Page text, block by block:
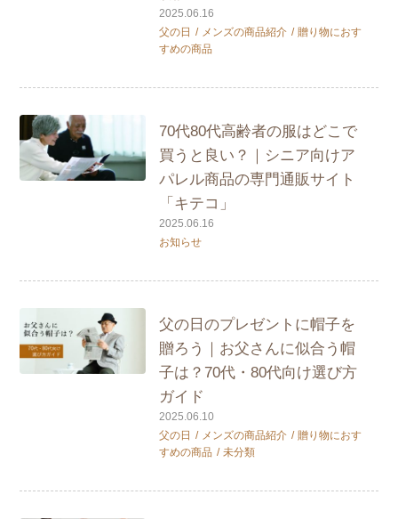
2025.06.16
父の日
メンズの商品紹介
贈り物におす
すめの商品
70代80代高齢者の服はどこで
買うと良い？｜シニア向けア
パレル商品の専門通販サイト
「キテコ」
2025.06.16
お知らせ
父の日のプレゼントに帽子を
贈ろう｜お父さんに似合う帽
子は？70代・80代向け選び方
ガイド
2025.06.10
父の日
メンズの商品紹介
贈り物におす
すめの商品
未分類